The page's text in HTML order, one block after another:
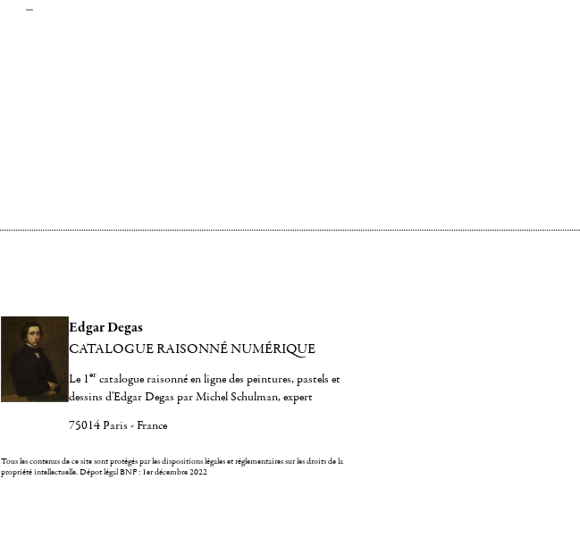
Edgar Degas
CATALOGUE RAISONNÉ NUMÉRIQUE
Le 1er catalogue raisonné en ligne des peintures, pastels et
dessins d'Edgar Degas par Michel Schulman, expert
75014 Paris - France
Tous les contenus de ce site sont protégés par les dispositions légales et réglementaires sur les droits de la
propriété intellectuelle.Dépot légal BNF : 1er décembre 2022